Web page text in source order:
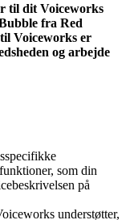
til dit Voiceworks
fra Red
Voiceworks er
og arbejde
som din
på
understøtter,